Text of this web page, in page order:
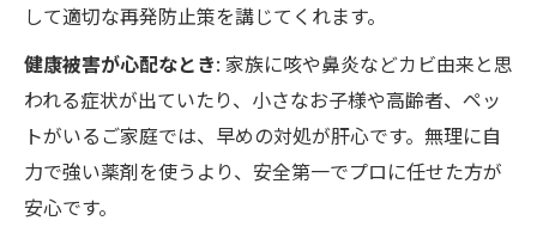
して適切な再発防止策を講じてくれます。
健康被害が心配なとき: 家族に咳や鼻炎などカビ由来と思
われる症状が出ていたり、小さなお子様や高齢者、ペッ
トがいるご家庭では、早めの対処が肝心です。無理に自
力で強い薬剤を使うより、安全第一でプロに任せた方が
安心です。